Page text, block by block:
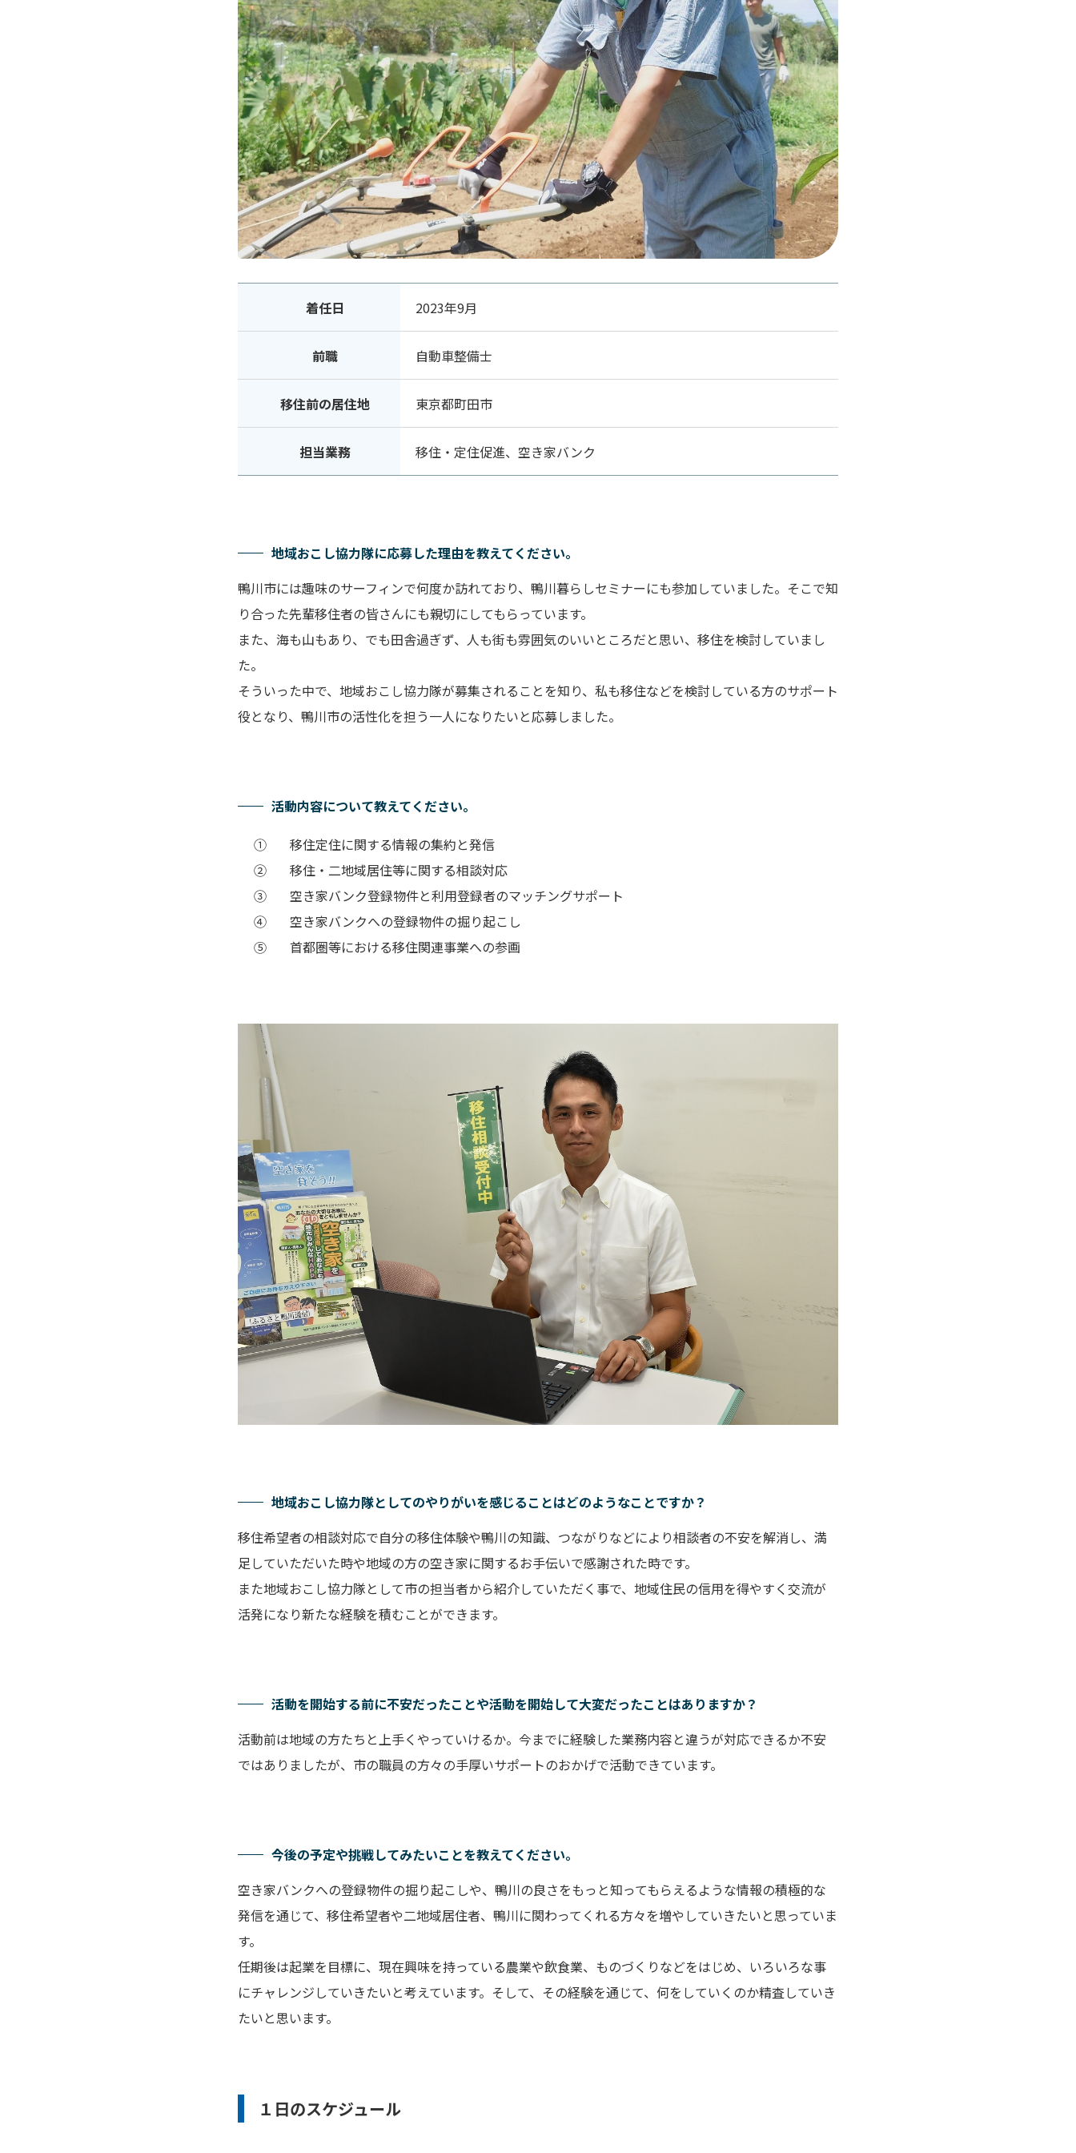
着任日 2023年9月
前職 自動車整備士
移住前の居住地 東京都町田市
担当業務 移住・定住促進、空き家バンク
地域おこし協力隊に応募した理由を教えてください。
鴨川市には趣味のサーフィンで何度か訪れており、鴨川暮らしセミナーにも参加していました。そこで知
り合った先輩移住者の皆さんにも親切にしてもらっています。
また、海も山もあり、でも田舎過ぎず、人も街も雰囲気のいいところだと思い、移住を検討していまし
た。
そういった中で、地域おこし協力隊が募集されることを知り、私も移住などを検討している方のサポート
役となり、鴨川市の活性化を担う一人になりたいと応募しました。
活動内容について教えてください。
①
移住定住に関する情報の集約と発信
②
移住・二地域居住等に関する相談対応
③
空き家バンク登録物件と利用登録者のマッチングサポート
④
空き家バンクへの登録物件の掘り起こし
⑤
首都圏等における移住関連事業への参画
地域おこし協力隊としてのやりがいを感じることはどのようなことですか？
移住希望者の相談対応で自分の移住体験や鴨川の知識、つながりなどにより相談者の不安を解消し、満
足していただいた時や地域の方の空き家に関するお手伝いで感謝された時です。
また地域おこし協力隊として市の担当者から紹介していただく事で、地域住民の信用を得やすく交流が
活発になり新たな経験を積むことができます。
活動を開始する前に不安だったことや活動を開始して大変だったことはありますか？
活動前は地域の方たちと上手くやっていけるか。今までに経験した業務内容と違うが対応できるか不安
ではありましたが、市の職員の方々の手厚いサポートのおかげで活動できています。
今後の予定や挑戦してみたいことを教えてください。
空き家バンクへの登録物件の掘り起こしや、鴨川の良さをもっと知ってもらえるような情報の積極的な
発信を通じて、移住希望者や二地域居住者、鴨川に関わってくれる方々を増やしていきたいと思っていま
す。
任期後は起業を目標に、現在興味を持っている農業や飲食業、ものづくりなどをはじめ、いろいろな事
にチャレンジしていきたいと考えています。そして、その経験を通じて、何をしていくのか精査していき
たいと思います。
１日のスケジュール